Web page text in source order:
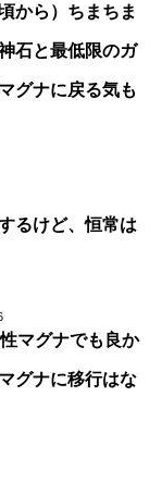
から）ちまちま
石と最低限のガ
グナに戻る気も
るけど、恒常は
マグナでも良か
グナに移行はな